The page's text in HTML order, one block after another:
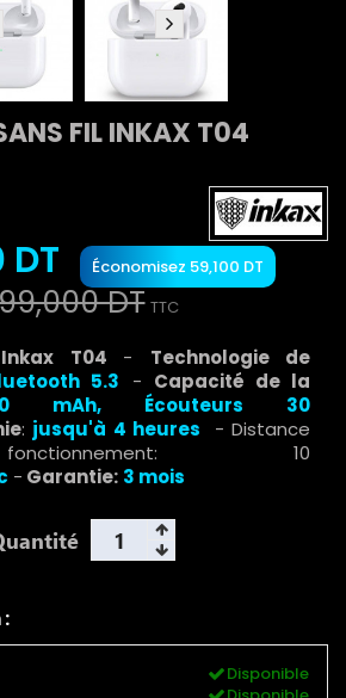
FIL INKAX T04
Économisez 59,100 DT
DT TTC
T04 - Technologie de
5.3 - Capacité de la
mAh, Écouteurs 30
: jusqu'à 4 heures - Distance
10
- Garantie: 3 mois
Disponible